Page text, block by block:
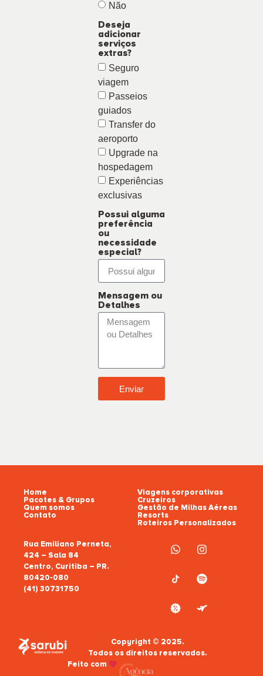
Não
Deseja
adicionar
serviços
extras?
Seguro
viagem
Passeios
guiados
Transfer do
aeroporto
Upgrade na
hospedagem
Experiências
exclusivas
Possui alguma
preferência
ou
necessidade
especial?
Mensagem ou
Detalhes
Enviar
Home
Pacotes & Grupos
Quem somos
Contato
Viagens corporativas
Cruzeiros
Gestão de Milhas Aéreas
Resorts
Roteiros Personalizados
Rua Emiliano Perneta,
424 – Sala 84
Centro, Curitiba – PR.
80420-080
(41) 30731750
Copyright © 2025.
Todos os direitos reservados.
Feito com